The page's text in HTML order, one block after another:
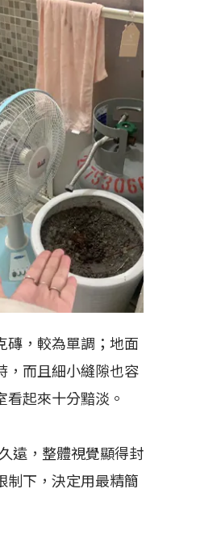
磚，較為單調；地面
，而且細小縫隙也容
起來十分黯淡。
遠，整體視覺顯得封
制下，決定用最精簡